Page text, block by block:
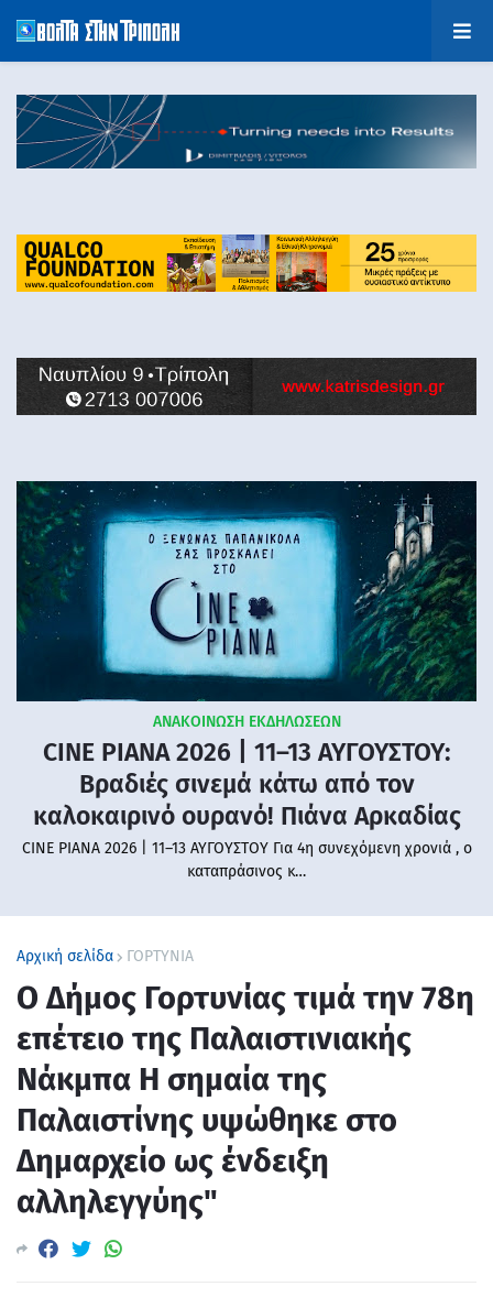
ΑΝΑΚΟΙΝΩΣΗ ΕΚΔΗΛΩΣΕΩΝ
CINE PIANA 2026 | 11–13 ΑΥΓΟΥΣΤΟΥ:
Βραδιές σινεμά κάτω από τον
καλοκαιρινό ουρανό! Πιάνα Αρκαδίας
CINE PIANA 2026 | 11–13 ΑΥΓΟΥΣΤΟΥ Για 4η συνεχόμενη χρονιά , ο
καταπράσινος κ…
Αρχική σελίδα ΓΟΡΤΥΝΙΑ
Ο Δήμος Γορτυνίας τιμά την 78η
επέτειο της Παλαιστινιακής
Νάκμπα Η σημαία της
Παλαιστίνης υψώθηκε στο
Δημαρχείο ως ένδειξη
αλληλεγγύης"